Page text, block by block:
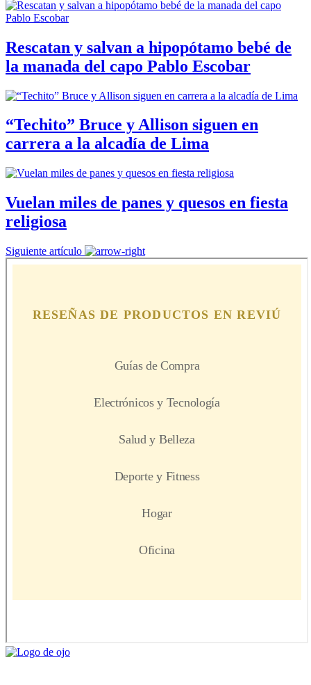
Rescatan y salvan a hipopótamo bebé de
la manada del capo Pablo Escobar
“Techito” Bruce y Allison siguen en
carrera a la alcadía de Lima
Vuelan miles de panes y quesos en fiesta
religiosa
Siguiente artículo